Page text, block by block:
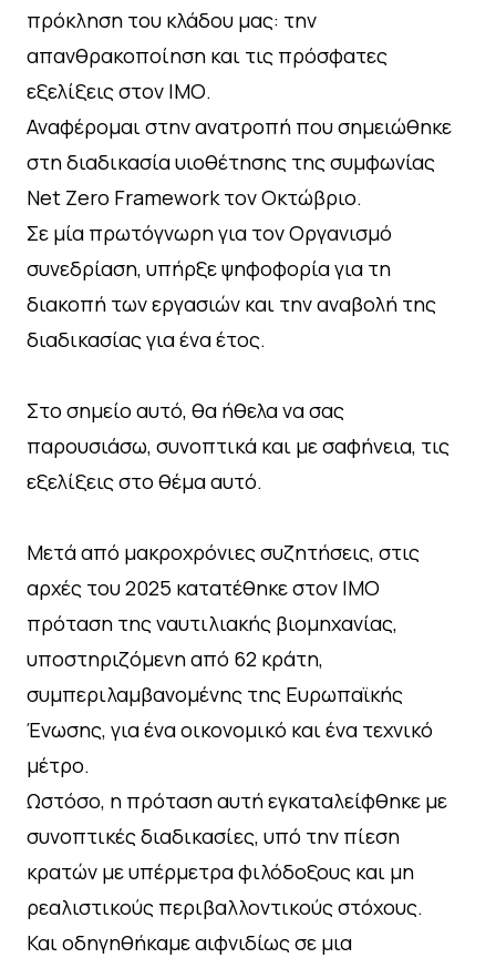
πρόκληση του κλάδου μας: την
απανθρακοποίηση και τις πρόσφατες
εξελίξεις στον ΙΜΟ.
Αναφέρομαι στην ανατροπή που σημειώθηκε
στη διαδικασία υιοθέτησης της συμφωνίας
Net Zero Framework τον Οκτώβριο.
Σε μία πρωτόγνωρη για τον Οργανισμό
συνεδρίαση, υπήρξε ψηφοφορία για τη
διακοπή των εργασιών και την αναβολή της
διαδικασίας για ένα έτος.
Στο σημείο αυτό, θα ήθελα να σας
παρουσιάσω, συνοπτικά και με σαφήνεια, τις
εξελίξεις στο θέμα αυτό.
Μετά από μακροχρόνιες συζητήσεις, στις
αρχές του 2025 κατατέθηκε στον ΙΜΟ
πρόταση της ναυτιλιακής βιομηχανίας,
υποστηριζόμενη από 62 κράτη,
συμπεριλαμβανομένης της Ευρωπαϊκής
Ένωσης, για ένα οικονομικό και ένα τεχνικό
μέτρο.
Ωστόσο, η πρόταση αυτή εγκαταλείφθηκε με
συνοπτικές διαδικασίες, υπό την πίεση
κρατών με υπέρμετρα φιλόδοξους και μη
ρεαλιστικούς περιβαλλοντικούς στόχους.
Και οδηγηθήκαμε αιφνιδίως σε μια